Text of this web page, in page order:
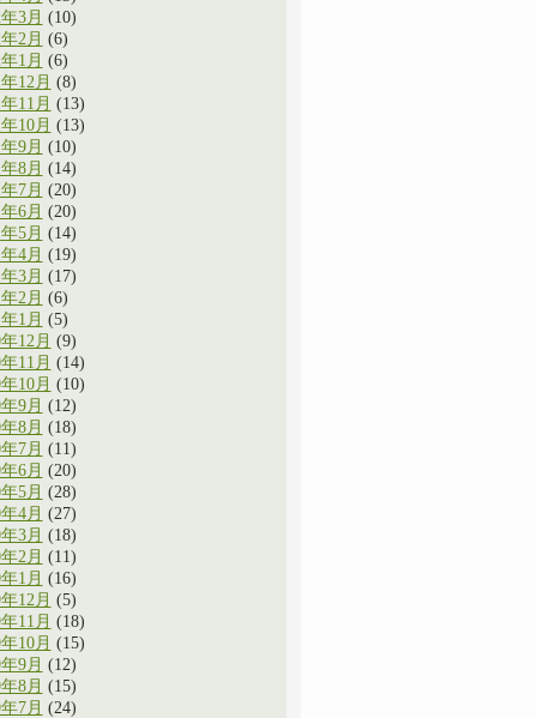
3月 (10)
2月 (6)
1月 (6)
12月 (8)
11月 (13)
10月 (13)
9月 (10)
8月 (14)
7月 (20)
6月 (20)
5月 (14)
4月 (19)
3月 (17)
2月 (6)
1月 (5)
12月 (9)
11月 (14)
10月 (10)
9月 (12)
8月 (18)
7月 (11)
6月 (20)
5月 (28)
4月 (27)
3月 (18)
2月 (11)
1月 (16)
12月 (5)
11月 (18)
10月 (15)
9月 (12)
8月 (15)
7月 (24)